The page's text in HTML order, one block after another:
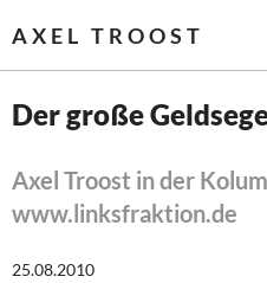
AXEL TROOST
Themen
Leitlinien linker
Der große
Axel Troost in der
www.linksfraktion.de
25.08.2010